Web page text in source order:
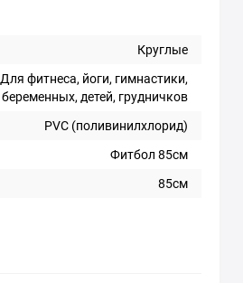
Круглые
Для фитнеса, йоги, гимнастики,
беременных, детей, грудничков
PVC (поливинилхлорид)
Фитбол 85см
85см